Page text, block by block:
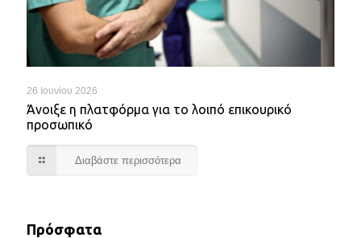
26 Ιουνίου 2026
Άνοιξε η πλατφόρμα για το λοιπό επικουρικό
προσωπικό
Διαβάστε περισσότερα
Πρόσφατα